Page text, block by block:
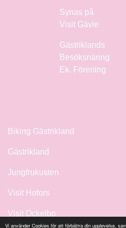
Vi använder Cookies för att förbättra din upplevelse,
Synas på
Visit Gävle
Gästriklands
Besöksnäring
Ek. Förening
Biking Gästrikland
Gästrikland
Jungfrukusten
Visit Hofors
Visit Ockelbo